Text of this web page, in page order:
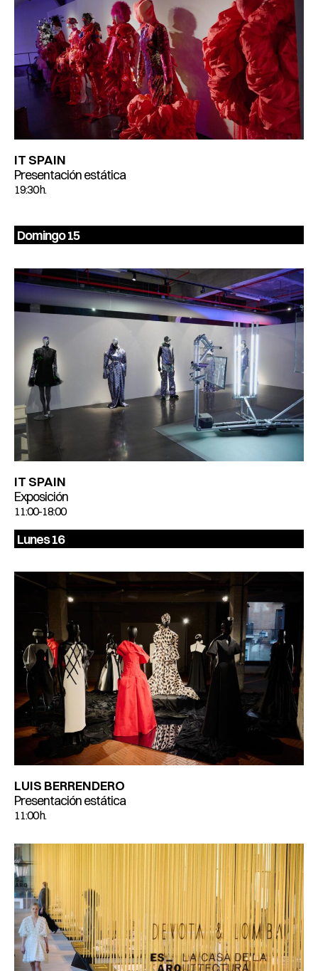
IT SPAIN
Presentación estática
19:30 h.
Domingo 15
IT SPAIN
Exposición
11:00-18:00
Lunes 16
LUIS BERRENDERO
Presentación estática
11:00 h.